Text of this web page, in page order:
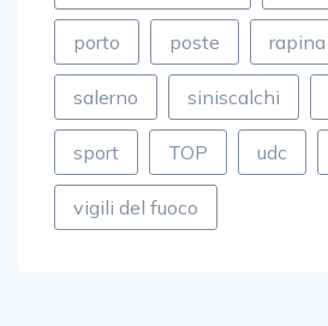
porto poste rapina
salerno siniscalchi
sport TOP udc
vigili del fuoco